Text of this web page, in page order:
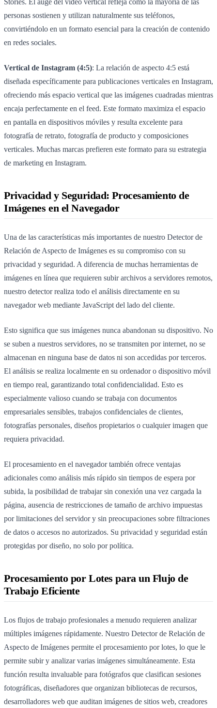
Stories. El auge del vídeo vertical refleja cómo la mayoría de las
personas sostienen y utilizan naturalmente sus teléfonos,
convirtiéndolo en un formato esencial para la creación de contenido
en redes sociales.
Vertical de Instagram (4:5): La relación de aspecto 4:5 está
diseñada específicamente para publicaciones verticales en Instagram,
ofreciendo más espacio vertical que las imágenes cuadradas mientras
encaja perfectamente en el feed. Este formato maximiza el espacio
en pantalla en dispositivos móviles y resulta excelente para
fotografía de retrato, fotografía de producto y composiciones
verticales. Muchas marcas prefieren este formato para su estrategia
de marketing en Instagram.
Privacidad y Seguridad: Procesamiento de
Imágenes en el Navegador
Una de las características más importantes de nuestro Detector de
Relación de Aspecto de Imágenes es su compromiso con su
privacidad y seguridad. A diferencia de muchas herramientas de
imágenes en línea que requieren subir archivos a servidores remotos,
nuestro detector realiza todo el análisis directamente en su
navegador web mediante JavaScript del lado del cliente.
Esto significa que sus imágenes nunca abandonan su dispositivo. No
se suben a nuestros servidores, no se transmiten por internet, no se
almacenan en ninguna base de datos ni son accedidas por terceros.
El análisis se realiza localmente en su ordenador o dispositivo móvil
en tiempo real, garantizando total confidencialidad. Esto es
especialmente valioso cuando se trabaja con documentos
empresariales sensibles, trabajos confidenciales de clientes,
fotografías personales, diseños propietarios o cualquier imagen que
requiera privacidad.
El procesamiento en el navegador también ofrece ventajas
adicionales como análisis más rápido sin tiempos de espera por
subida, la posibilidad de trabajar sin conexión una vez cargada la
página, ausencia de restricciones de tamaño de archivo impuestas
por limitaciones del servidor y sin preocupaciones sobre filtraciones
de datos o accesos no autorizados. Su privacidad y seguridad están
protegidas por diseño, no solo por política.
Procesamiento por Lotes para un Flujo de
Trabajo Eficiente
Los flujos de trabajo profesionales a menudo requieren analizar
múltiples imágenes rápidamente. Nuestro Detector de Relación de
Aspecto de Imágenes permite el procesamiento por lotes, lo que le
permite subir y analizar varias imágenes simultáneamente. Esta
función resulta invaluable para fotógrafos que clasifican sesiones
fotográficas, diseñadores que organizan bibliotecas de recursos,
desarrolladores web que auditan imágenes de sitios web, creadores